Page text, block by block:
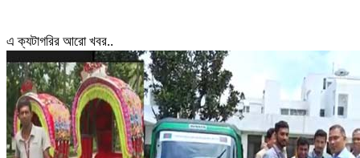
এ ক্যটাগরির আরো খবর..